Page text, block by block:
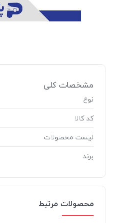
مشخصات کلی
نوع
کد کالا
لیست محصولات
برند
محصولات مرتبط